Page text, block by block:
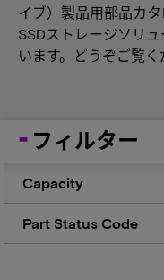
イブ）製品用部品カ
SSDストレージソリ
います。どうぞご覧く
フィルター
Capacity
StatusPart Status Code